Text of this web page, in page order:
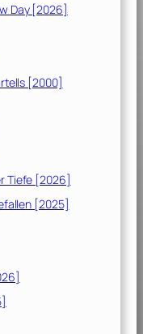
Day [2026]
[2000]
Tiefe [2026]
[2025]